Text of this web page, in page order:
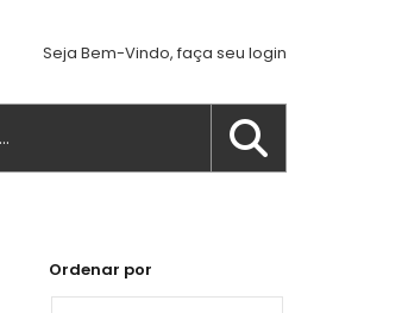
Seja Bem-Vindo, faça seu login
Ordenar por